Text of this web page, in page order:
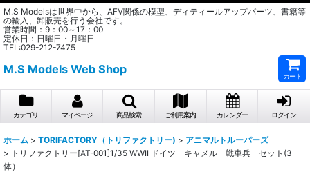
M.S Modelsは世界中から、AFV関係の模型、ディティールアップパーツ、書籍等
の輸入、卸販売を行う会社です。
営業時間：9：00～17：00
定休日：日曜日・月曜日
TEL:029-212-7475
M.S Models Web Shop
カート
カテゴリ マイページ 商品検索 ご利用案内 カレンダー ログイン
ホーム > TORIFACTORY（トリファクトリー) > アニマルトルーパーズ
> トリファクトリー[AT-001]1/35 WWII ドイツ キャメル 戦車兵 セット(3
体）